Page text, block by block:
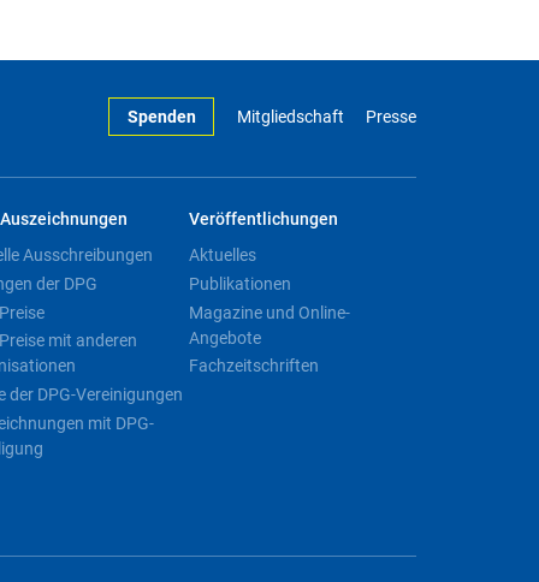
Spenden Mitgliedschaft Presse
Ausschreibungen
der DPG
mit anderen
der DPG-Vereinigungen
mit DPG-
Veröffentlichungen
Aktuelles
Publikationen
Magazine und Online-
Angebote
Fachzeitschriften